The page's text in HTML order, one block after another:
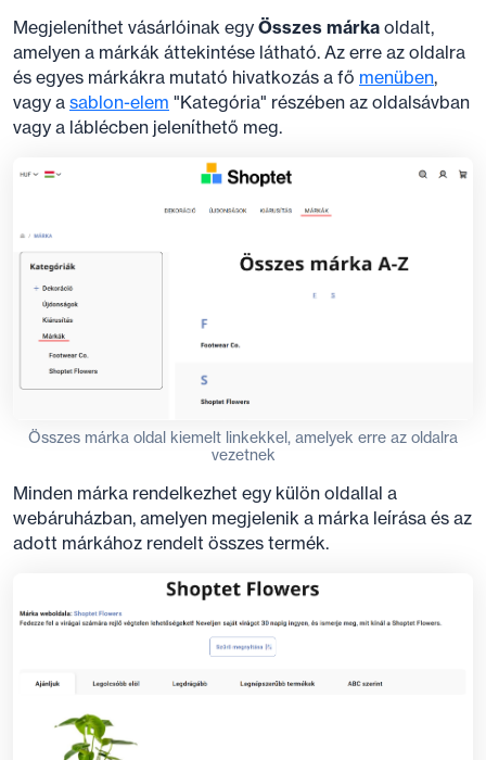
Megjeleníthet vásárlóinak egy Összes márka oldalt,
amelyen a márkák áttekintése látható. Az erre az oldalra
és egyes márkákra mutató hivatkozás a fő menüben,
vagy a sablon-elem "Kategória" részében az oldalsávban
vagy a láblécben jeleníthető meg.
Összes márka oldal kiemelt linkekkel, amelyek erre az oldalra
vezetnek
Minden márka rendelkezhet egy külön oldallal a
webáruházban, amelyen megjelenik a márka leírása és az
adott márkához rendelt összes termék.